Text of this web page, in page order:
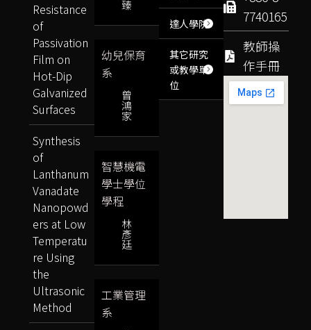
7740165
教師操
作手冊
達人學院
其它研究
或教學單
位
臻
幼兒保育
系
曾
鴻
家
智慧機電
學士學位
學程
林
彥
廷
工業管理
系
Resistance
of
Passivation
Film on
Hot-Dip
Galvanized
Surfaces
Synthesis
of
Lanthanum
Vanadate
Nanopowd
ers at Low
Temperatu
re Using
the
Ultrasonic
Method